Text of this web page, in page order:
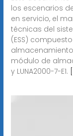
los escenarios
en servicio, el
técnicas del
(ESS)
almacenamiento
módulo de
y LUNA2000-7-E1.